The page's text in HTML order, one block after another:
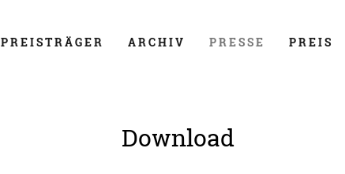
PREISTRÄGER ARCHIV PRESSE PREIS
Download